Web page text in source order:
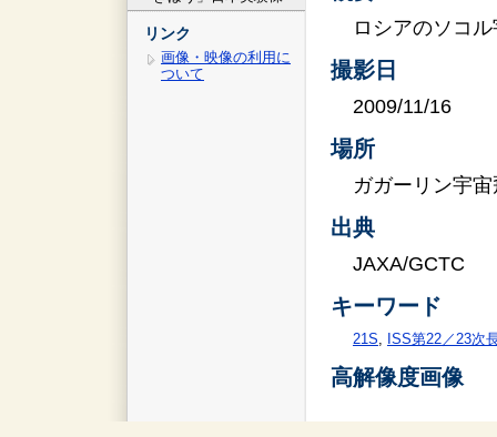
リンク
画像・映像の利用に
ついて
ロシアのソコ
撮影日
2009/11/16
場所
ガガーリン宇
出典
JAXA/GCTC
キーワード
21S, ISS第22／23次
高解像度画像